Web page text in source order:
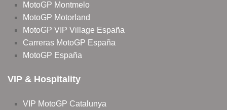
MotoGP Montmelo
MotoGP Motorland
MotoGP VIP Village España
Carreras MotoGP España
MotoGP España
VIP & Hospitality
VIP MotoGP Catalunya